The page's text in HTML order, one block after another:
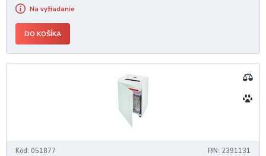
Na vyžiadanie
DO KOŠÍKA
Kód: 051877 P/N: 2391131